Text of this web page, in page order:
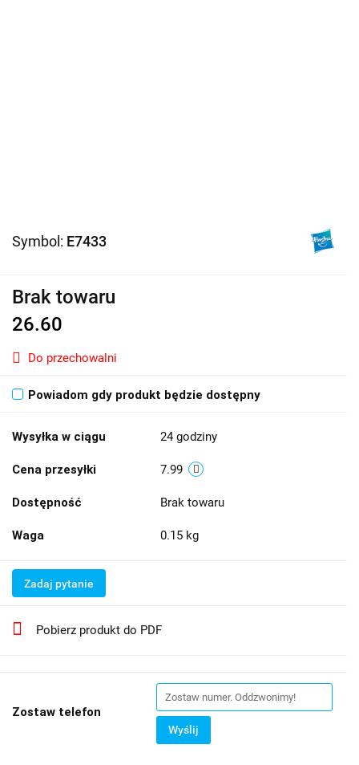
Symbol: E7433
Brak towaru
26.60
Do przechowalni
Powiadom gdy produkt będzie dostępny
Wysyłka w ciągu 24 godziny
Cena przesyłki 7.99
Dostępność Brak towaru
Waga 0.15 kg
Zadaj pytanie
Pobierz produkt do PDF
Zostaw telefon
Wyślij